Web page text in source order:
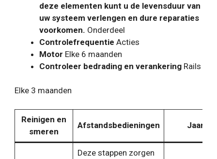
deze elementen kunt u de levensduur van
uw systeem verlengen en dure reparaties
voorkomen. Onderdeel
Controlefrequentie Acties
Motor Elke 6 maanden
Controleer bedrading en verankering Rails
Elke 3 maanden
Reinigen en
smeren
Afstandsbedieningen
Deze stappen zorgen